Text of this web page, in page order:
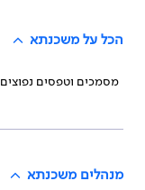
הכל על משכנתא
מסמכים וטפסים נפוצים
מנהלים משכנתא